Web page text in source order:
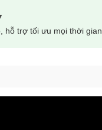
hỗ trợ tối ưu mọi thời gian